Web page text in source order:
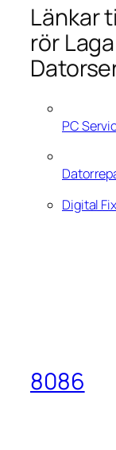
Länkar
rör
PC
Digital
8086